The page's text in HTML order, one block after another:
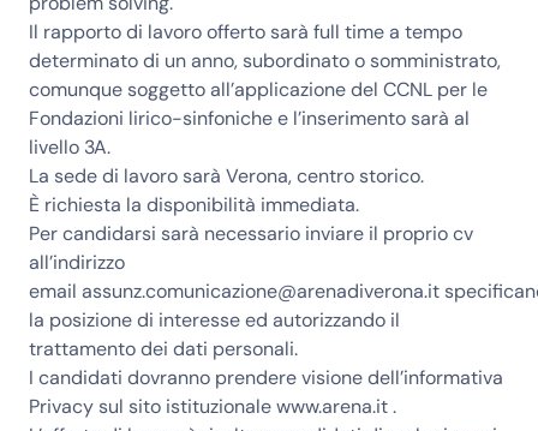
Il rapporto di lavoro offerto sarà full time a tempo
determinato di un anno, subordinato o somministrato,
comunque soggetto all’applicazione del CCNL per le
Fondazioni lirico-sinfoniche e l’inserimento sarà al
livello 3A.
La sede di lavoro sarà Verona, centro storico.
È richiesta la disponibilità immediata.
Per candidarsi sarà necessario inviare il proprio cv
all’indirizzo
email assunz.comunicazione@arenadiverona.it
la posizione di interesse ed autorizzando il
trattamento dei dati personali.
I candidati dovranno prendere visione dell’informativa
Privacy sul sito istituzionalewww.arena.it.